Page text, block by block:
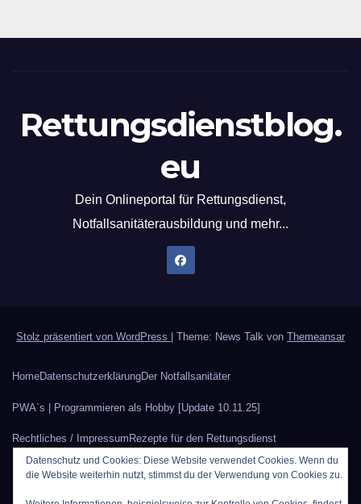
Rettungsdienstblog.
eu
Dein Onlineportal für Rettungsdienst,
Notfallsanitäterausbildung und mehr...
Stolz präsentiert von WordPress Theme: News Talk von Themeansar
HomeDatenschutzerklärungDer Notfallsanitäter
PWA`s | Programmieren als Hobby [Update 10.11.25]
Rechtliches / Impressum Rezepte für den Rettungsdienst
SauerstoffberechnungWerbung auf Rettungsdienstblog.eu
Datenschutz und Cookies: Diese Website verwendet Cookies. Wenn du
die Website weiterhin nutzt, stimmst du der Verwendung von Cookies zu.